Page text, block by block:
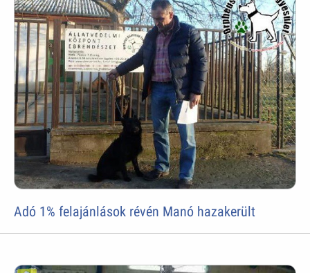
Adó 1% felajánlások révén Manó hazakerült